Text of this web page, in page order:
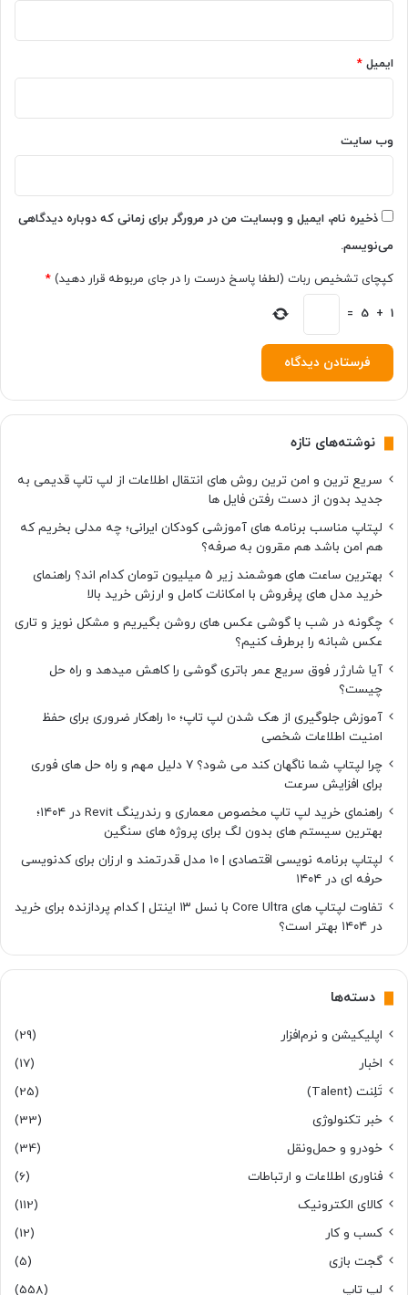
ایمیل *
وب‌ سایت
ذخیره نام، ایمیل و وبسایت من در مرورگر برای زمانی که دوباره دیدگاهی
می‌نویسم.
کپچای تشخیص ربات (لطفا پاسخ درست را در جای مربوطه قرار دهید) *
1
+
5
=
نوشته‌های تازه
سریع ترین و امن ترین روش های انتقال اطلاعات از لپ تاپ قدیمی به
جدید بدون از دست رفتن فایل ها
لپتاپ مناسب برنامه های آموزشی کودکان ایرانی؛ چه مدلی بخریم که
هم امن باشد هم مقرون به صرفه؟
بهترین ساعت های هوشمند زیر ۵ میلیون تومان کدام اند؟ راهنمای
خرید مدل های پرفروش با امکانات کامل و ارزش خرید بالا
چگونه در شب با گوشی عکس های روشن بگیریم و مشکل نویز و تاری
عکس شبانه را برطرف کنیم؟
آیا شارژر فوق سریع عمر باتری گوشی را کاهش میدهد و راه حل
چیست؟
آموزش جلوگیری از هک شدن لپ تاپ؛ 10 راهکار ضروری برای حفظ
امنیت اطلاعات شخصی
چرا لپتاپ شما ناگهان کند می شود؟ ۷ دلیل مهم و راه حل های فوری
برای افزایش سرعت
راهنمای خرید لپ تاپ مخصوص معماری و رندرینگ Revit در ۱۴۰۴؛
بهترین سیستم های بدون لگ برای پروژه های سنگین
لپتاپ برنامه نویسی اقتصادی | ۱۰ مدل قدرتمند و ارزان برای کدنویسی
حرفه ای در ۱۴۰۴
تفاوت لپتاپ های Core Ultra با نسل ۱۳ اینتل | کدام پردازنده برای خرید
در ۱۴۰۴ بهتر است؟
دسته‌ها
اپلیکیشن و نرم‌افزار
(29)
اخبار
(17)
تَلِنت (Talent)
(25)
خبر تکنولوژی
(33)
خودرو و حمل‌و‌نقل
(34)
فناوری اطلاعات و ارتباطات
(6)
کالای الکترونیک
(112)
کسب و کار
(12)
گجت بازی
(5)
لپ تاپ
(558)